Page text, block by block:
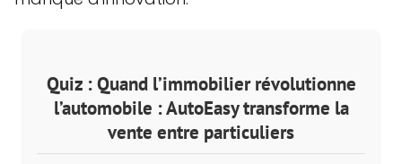
Quiz : Quand l’immobilier révolutionne
l’automobile : AutoEasy transforme la
vente entre particuliers